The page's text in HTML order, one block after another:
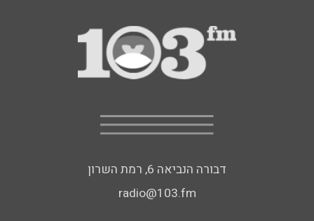
דבורה הנביאה 6, רמת השרון
radio@103.fm